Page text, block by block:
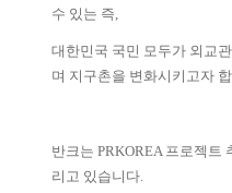
수 있는 즉,
대한민국 국민 모두가 외교
며 지구촌을 변화시키고자
반크는 PRKOREA 프로젝트
리고 있습니다.